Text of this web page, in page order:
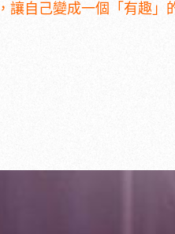
讓自己變成一個「有趣」